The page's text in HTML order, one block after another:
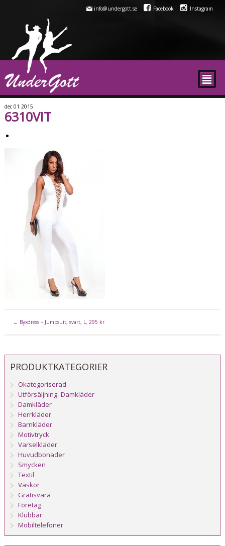
info@undergott.se Facebook Instagram
²
dec 01 2015
6310VIT
← Byxdress – Jumpsuit, svart, L, 295 kr
PRODUKTKATEGORIER
Okategoriserad
Utförsäljning- Damkläder
Damkläder
Herrkläder
Barnkläder
Motivtryck
Varselkläder
Huvudbonader
Smycken
Textil
Väskor
Gratisvara
Företag
Klubbar
Mobiltelefoner